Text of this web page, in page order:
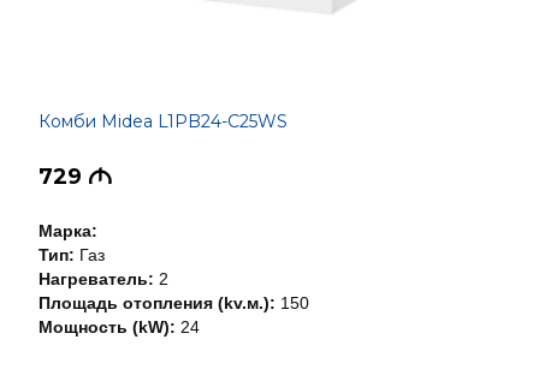
Комби Midea L1PB24-C25WS
729 M
Марка:
Тип: Газ
Нагреватель: 2
Площадь отопления (kv.м.): 150
Мощность (kW): 24